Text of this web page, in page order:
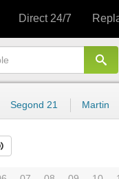
Direct 24/7
Segond 21 Martin